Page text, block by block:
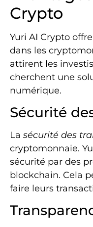
Crypto
Yuri AI Crypto
dans les
attirent les
cherchent une
numérique.
Sécurité
La sécurité des
cryptomonnaie.
sécurité par des
blockchain. Cela
faire leurs